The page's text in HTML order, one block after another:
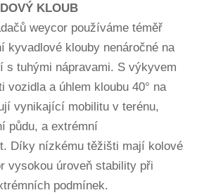
KLOUB
weycor používáme téměř
kyvadlové klouby nenáročné na
s tuhými nápravami. S výkyvem
vozidla a úhlem kloubu 40° na
vynikající mobilitu v terénu,
půdu, a extrémní
Díky nízkému těžišti mají kolové
vysokou úroveň stability při
podmínek.